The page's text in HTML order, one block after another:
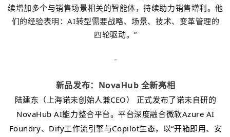
续增加多个与销售场景相关的智能体，持续助力销售增利。他
们的经验表明：AI转型需要战略、场景、技术、变革管理的
四轮驱动。”
-
新品发布：NovaHub 全新亮相
陆建东（上海诺未创始人兼CEO） 正式发布了诺未自研的
NovaHub AI能力整合平台。平台深度融合微软Azure AI
Foundry、Dify工作流引擎与Copilot生态，以“开箱即用、安